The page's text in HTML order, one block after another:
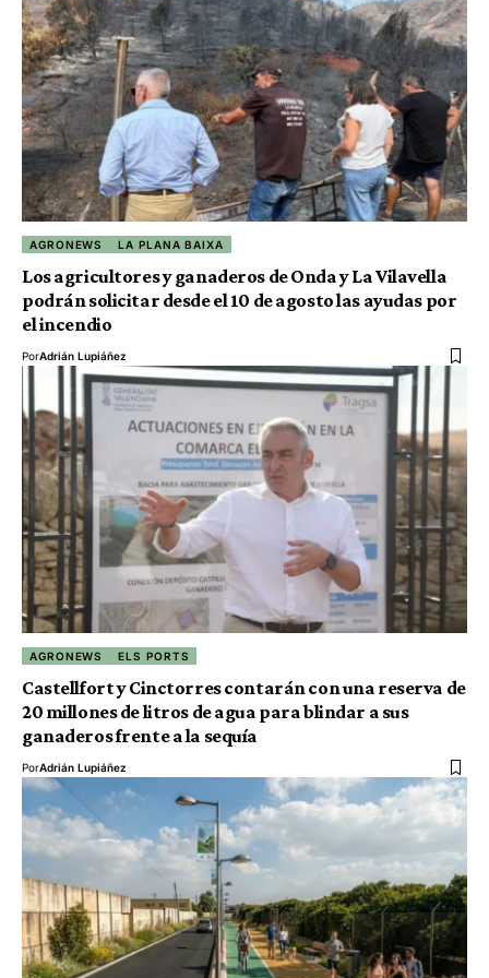
AGRONEWS LA PLANA BAIXA
Los agricultores y ganaderos de Onda y La Vilavella
podrán solicitar desde el 10 de agosto las ayudas por
el incendio
PorAdrián Lupiáñez
AGRONEWS ELS PORTS
Castellfort y Cinctorres contarán con una reserva de
20 millones de litros de agua para blindar a sus
ganaderos frente a la sequía
PorAdrián Lupiáñez